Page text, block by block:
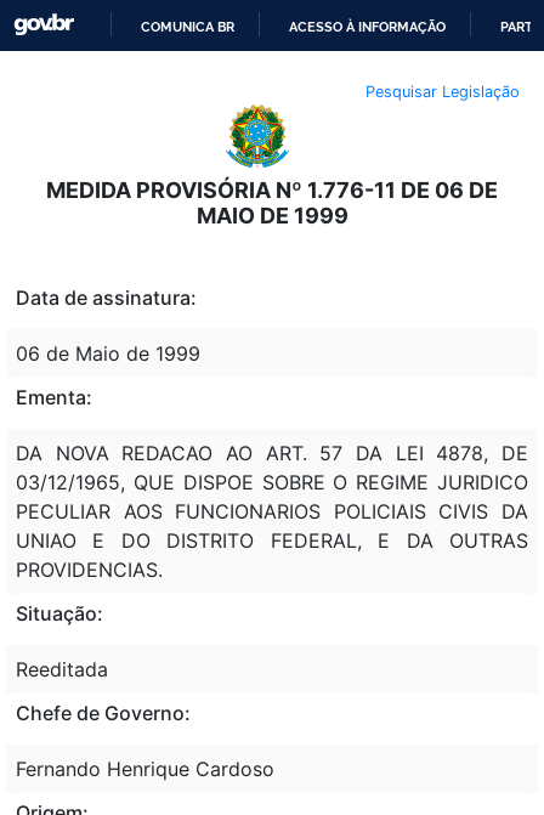
O
CONTEÚDO
COMUNICA BR ACESSO À INFORMAÇÃO
Pesquisar Legislação
MEDIDA PROVISÓRIA Nº 1.776-11 DE 06 DE
MAIO DE 1999
Data de assinatura:
06 de Maio de 1999
Ementa:
DA NOVA REDACAO AO ART. 57 DA LEI 4878, DE
03/12/1965, QUE DISPOE SOBRE O REGIME JURIDICO
PECULIAR AOS FUNCIONARIOS POLICIAIS CIVIS DA
UNIAO E DO DISTRITO FEDERAL, E DA OUTRAS
PROVIDENCIAS.
Situação:
Reeditada
Chefe de Governo:
Fernando Henrique Cardoso